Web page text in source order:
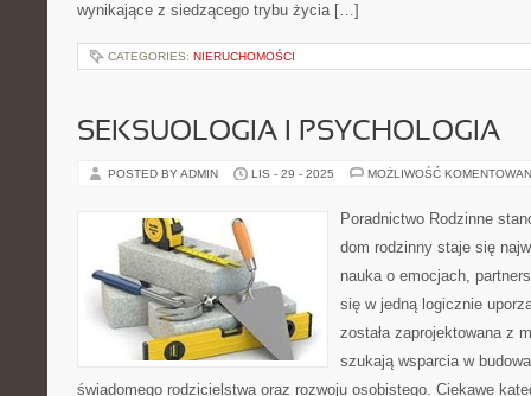
wynikające z siedzącego trybu życia […]
CATEGORIES: NIERUCHOMOŚCI
SEKSUOLOGIA I PSYCHOLOGIA
POSTED BY ADMIN LIS - 29 - 2025 MOŻLIWOŚĆ
Poradnictwo Rodzinne
dom rodzinny staje się
nauka o emocjach,
się w jedną logicznie
została zaprojektowana z
szukają wsparcia w
świadomego rodzicielstwa oraz rozwoju osobistego. Ciekawe